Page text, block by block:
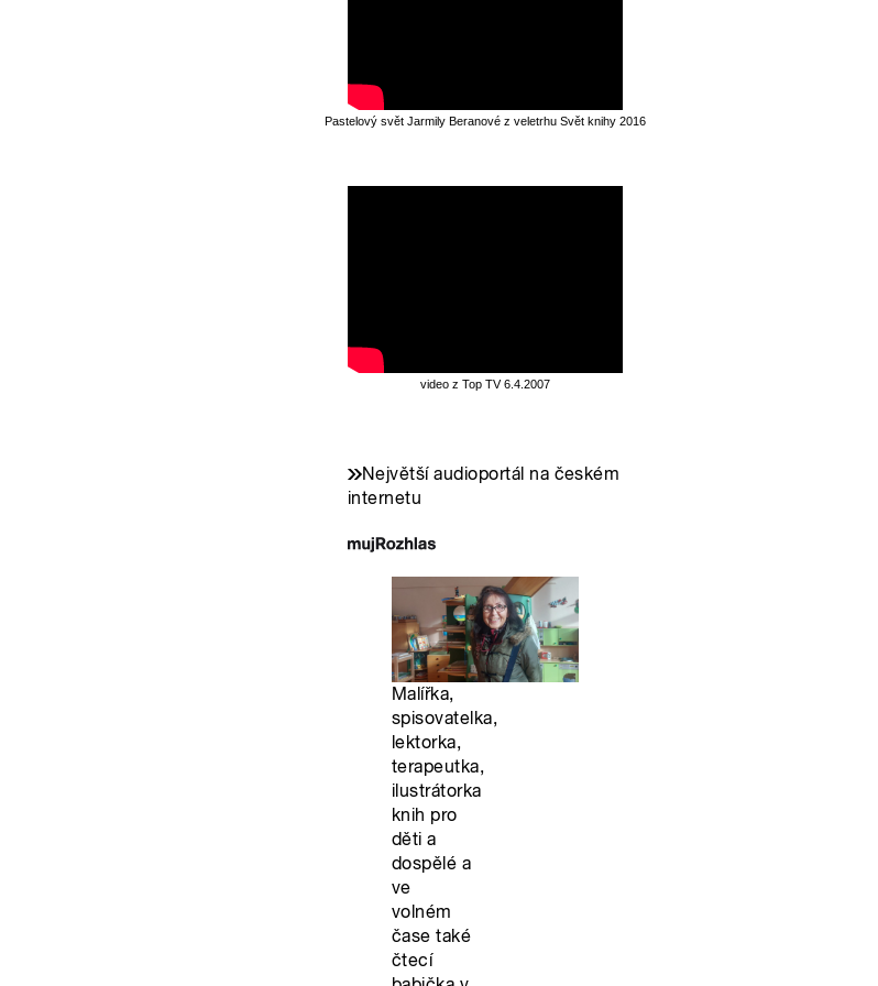
Pastelový svět Jarmily Beranové z veletrhu Svět knihy 2016
video z Top TV 6.4.2007